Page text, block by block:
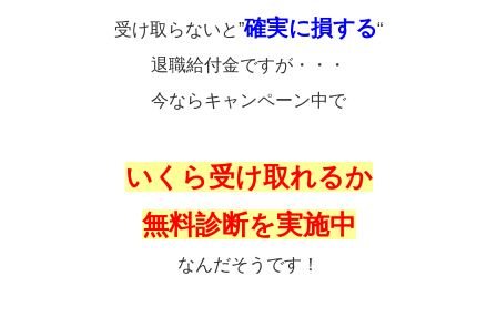
受け取らないと”確実に損する“
退職給付金ですが・・・
今ならキャンペーン中で
いくら受け取れるか
無料診断を実施中
なんだそうです！